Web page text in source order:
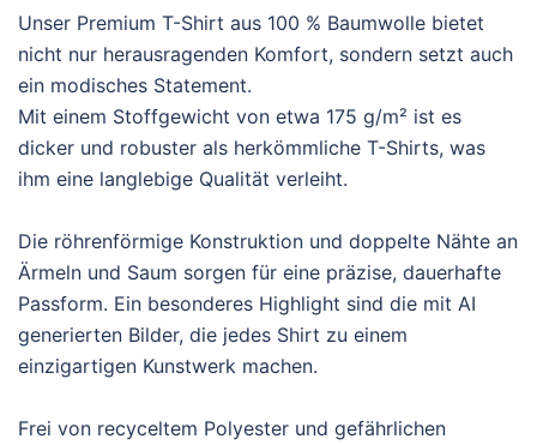
Unser Premium T-Shirt aus 100 % Baumwolle bietet
nicht nur herausragenden Komfort, sondern setzt auch
ein modisches Statement.
Mit einem Stoffgewicht von etwa 175 g/m² ist es
dicker und robuster als herkömmliche T-Shirts, was
ihm eine langlebige Qualität verleiht.
Die röhrenförmige Konstruktion und doppelte Nähte an
Ärmeln und Saum sorgen für eine präzise, dauerhafte
Passform. Ein besonderes Highlight sind die mit AI
generierten Bilder, die jedes Shirt zu einem
einzigartigen Kunstwerk machen.
Frei von recyceltem Polyester und gefährlichen